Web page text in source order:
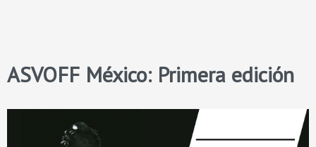
ASVOFF México: Primera edición